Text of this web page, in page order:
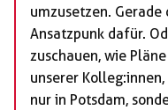
umzusetzen. Gerade
Ansatzpunk dafür.
zuschauen, wie
unserer
nur in Potsdam,